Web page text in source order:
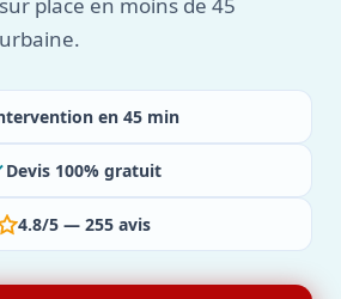
en 45 min
Devis 100% gratuit
4.8/5 — 255 avis